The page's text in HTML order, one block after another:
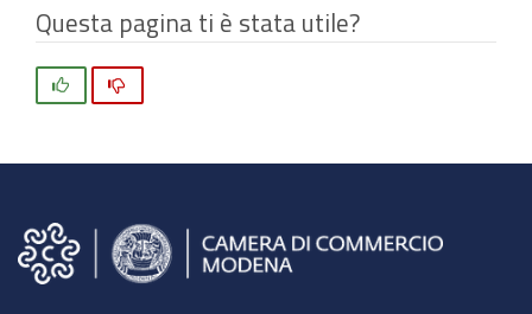
Questa pagina ti è stata utile?